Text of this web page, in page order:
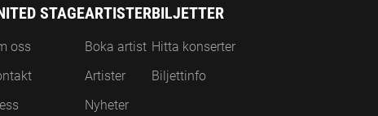
STAGE
oss
ARTISTER
Boka artist
Artister
Nyheter
BILJETTER
Hitta konserter
Biljettinfo